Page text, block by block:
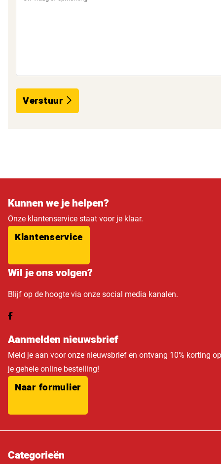
Verstuur
Kunnen we je helpen?
Onze klantenservice staat voor je klaar.
Klantenservice
Wil je ons volgen?
Blijf op de hoogte via onze social media kanalen.
Aanmelden nieuwsbrief
Meld je aan voor onze nieuwsbrief en ontvang 10% korting op
je gehele online bestelling!
Naar formulier
Categorieën